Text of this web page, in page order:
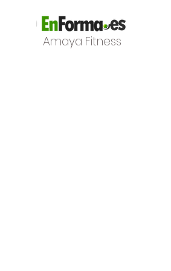
Amaya Fitness